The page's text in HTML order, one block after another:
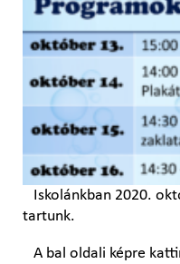
Iskolánkban 2020.
tartunk.
A bal oldali képre